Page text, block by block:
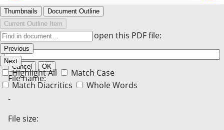
Thumbnails
Document Outline
Current Outline Item
Previous
Next
Highlight All
Match Case
Match Diacritics
Whole Words
Enter the password to open this PDF file:
Cancel OK
File name:
-
File size: